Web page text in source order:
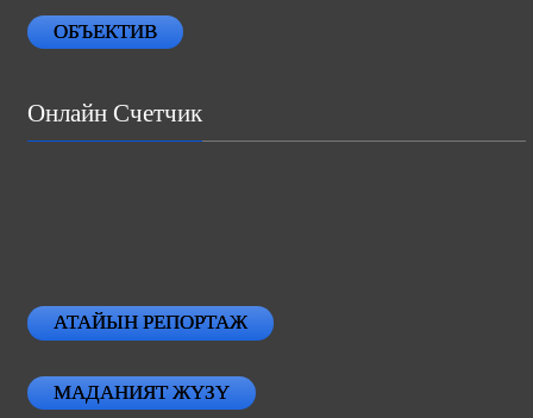
ОБЪЕКТИВ
Онлайн Счетчик
АТАЙЫН РЕПОРТАЖ
МАДАНИЯТ ЖҮЗҮ